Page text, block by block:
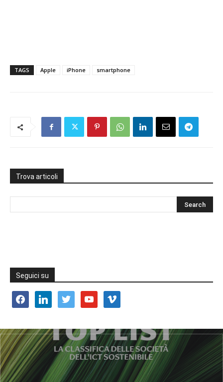
TAGS Apple iPhone smartphone
Trova articoli
Seguici su
facebooklinkedin twitter youtube vimeo